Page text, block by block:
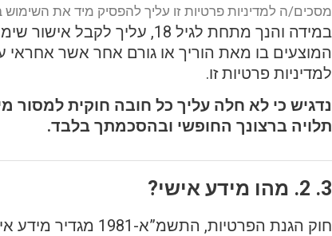
מסכים/ה למדיניות פרטיות זו עליך להפסיק מיד את
במידה והנך מתחת לגיל 18, עליך
המוצעים בו מאת הוריך או גורם אחר אשר
למדיניות פרטיות זו.
נדגיש כי לא חלה עליך כל חובה חוקית למסור
תלויה ברצונך החופשי ובהסכמתך בלבד.
2. מהו מידע אישי?
חוק הגנת הפרטיות,